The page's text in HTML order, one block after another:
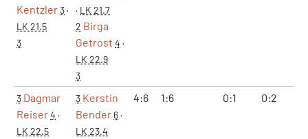
Kentzler3·
LK 21.5
3
· LK 21.7
2 Birga
Getrost 4 ·
LK 22.9
3
3 Dagmar
Reiser4 ·
LK 22.5
3 Kerstin
Bender 6·
LK 23.4
4:6 1:6 0:1 0:2